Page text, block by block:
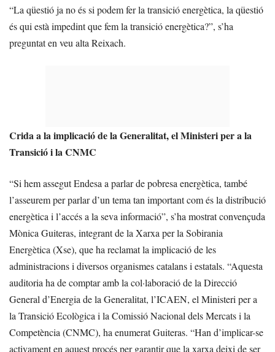
“La qüestió ja no és si podem fer la transició energètica, la qüestió
és qui està impedint que fem la transició energètica?”, s’ha
preguntat en veu alta Reixach.
Crida a la implicació de la Generalitat, el Ministeri per a la
Transició i la CNMC
“Si hem assegut Endesa a parlar de pobresa energètica, també
l’asseurem per parlar d’un tema tan important com és la distribució
energètica i l’accés a la seva informació”, s’ha mostrat convençuda
Mònica Guiteras, integrant de la Xarxa per la Sobirania
Energètica (Xse), que ha reclamat la implicació de les
administracions i diversos organismes catalans i estatals. “Aquesta
auditoria ha de comptar amb la col·laboració de la Direcció
General d’Energia de la Generalitat, l’ICAEN, el Ministeri per a
la Transició Ecològica i la Comissió Nacional dels Mercats i la
Competència (CNMC), ha enumerat Guiteras. “Han d’implicar-se
activament en aquest procés per garantir que la xarxa deixi de ser